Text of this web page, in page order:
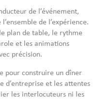
de l’événement,
de l’expérience.
plan de table, le rythme
et les animations
précision.
pour construire un dîner
d’entreprise et les attentes
les interlocuteurs ni les